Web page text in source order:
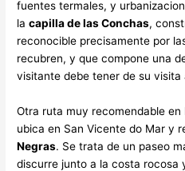
fuentes termales, y
lacapilla de las Conchas,
reconocible precisamente por
recubren, y que compone una
visitante debe tener de su visita
Otra ruta muy recomendable en
ubica en San Vicente do Mar y
Negras. Se trata de un paseo
discurre junto a la costa rocosa